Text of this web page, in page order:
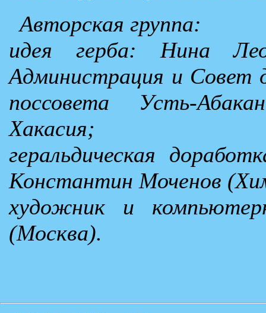
Авторская группа:
идея герба: Нина
Администрация и Совет
поссовета Усть-
Хакасия;
геральдическая
Константин Моченов
художник и
(Москва).